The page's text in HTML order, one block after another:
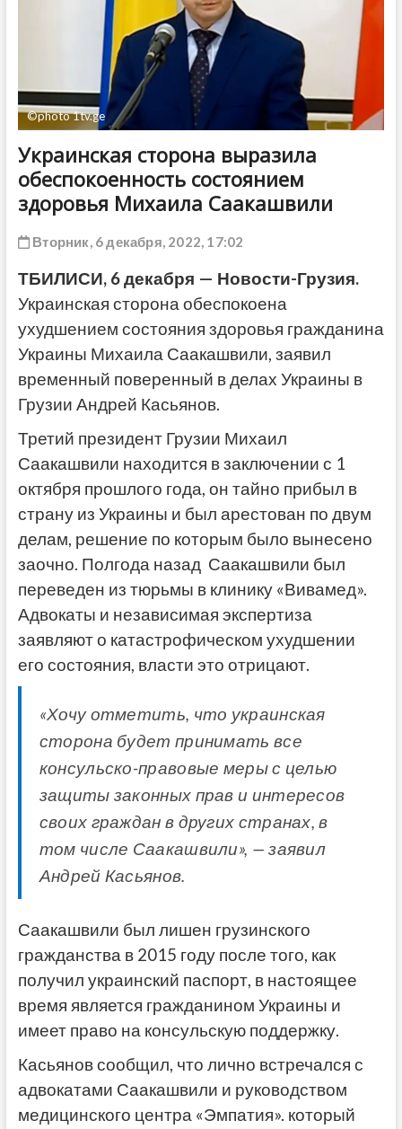
©photo 1tv.ge
Украинская сторона выразила
обеспокоенность состоянием
здоровья Михаила Саакашвили
Вторник, 6 декабря, 2022, 17:02
ТБИЛИСИ, 6 декабря — Новости-Грузия.
Украинская сторона обеспокоена
ухудшением состояния здоровья гражданина
Украины Михаила Саакашвили, заявил
временный поверенный в делах Украины в
Грузии Андрей Касьянов.
Третий президент Грузии Михаил
Саакашвили находится в заключении с 1
октября прошлого года, он тайно прибыл в
страну из Украины и был арестован по двум
делам, решение по которым было вынесено
заочно. Полгода назад Саакашвили был
переведен из тюрьмы в клинику «Вивамед».
Адвокаты и независимая экспертиза
заявляют о катастрофическом ухудшении
его состояния, власти это отрицают.
«Хочу отметить, что украинская
сторона будет принимать все
консульско-правовые меры с целью
защиты законных прав и интересов
своих граждан в других странах, в
том числе Саакашвили», — заявил
Андрей Касьянов.
Саакашвили был лишен грузинского
гражданства в 2015 году после того, как
получил украинский паспорт, в настоящее
время является гражданином Украины и
имеет право на консульскую поддержку.
Касьянов сообщил, что лично встречался с
адвокатами Саакашвили и руководством
медицинского центра «Эмпатия». который